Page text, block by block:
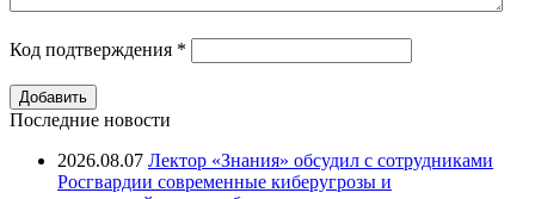
Код подтверждения *
Последние новости
2026.08.07 Лектор «Знания» обсудил с сотрудниками
Росгвардии современные киберугрозы и